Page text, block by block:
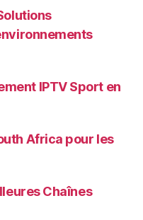
IPTV Sport en
Africa pour les
Chaînes